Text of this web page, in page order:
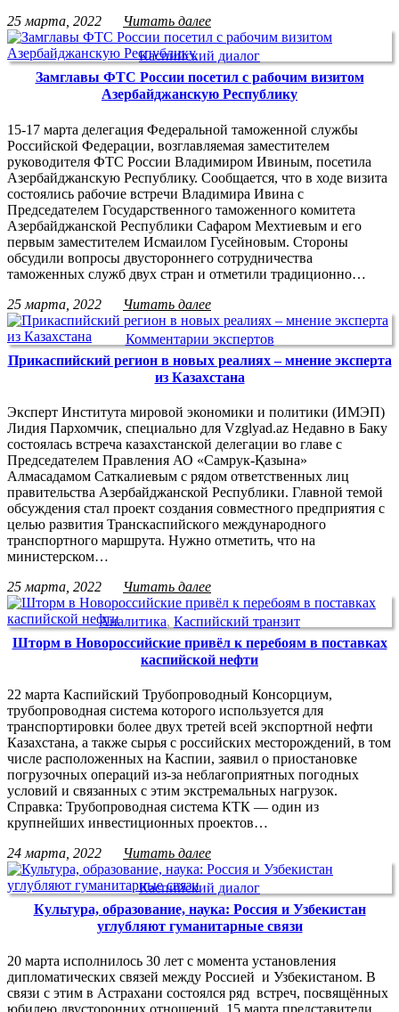
25 марта, 2022
Читать далее
Каспийский диалог
Замглавы ФТС России посетил с рабочим визитом
Азербайджанскую Республику
15-17 марта делегация Федеральной таможенной службы
Российской Федерации, возглавляемая заместителем
руководителя ФТС России Владимиром Ивиным, посетила
Азербайджанскую Республику. Сообщается, что в ходе визита
состоялись рабочие встречи Владимира Ивина с
Председателем Государственного таможенного комитета
Азербайджанской Республики Сафаром Мехтиевым и его
первым заместителем Исмаилом Гусейновым. Стороны
обсудили вопросы двустороннего сотрудничества
таможенных служб двух стран и отметили традиционно…
25 марта, 2022
Читать далее
Комментарии экспертов
Прикаспийский регион в новых реалиях – мнение эксперта
из Казахстана
Эксперт Института мировой экономики и политики (ИМЭП)
Лидия Пархомчик, специально для Vzglyad.az Недавно в Баку
состоялась встреча казахстанской делегации во главе с
Председателем Правления АО «Самрук-Қазына»
Алмасадамом Саткалиевым с рядом ответственных лиц
правительства Азербайджанской Республики. Главной темой
обсуждения стал проект создания совместного предприятия с
целью развития Транскаспийского международного
транспортного маршрута. Нужно отметить, что на
министерском…
25 марта, 2022
Читать далее
Аналитика, Каспийский транзит
Шторм в Новороссийские привёл к перебоям в поставках
каспийской нефти
22 марта Каспийский Трубопроводный Консорциум,
трубопроводная система которого используется для
транспортировки более двух третей всей экспортной нефти
Казахстана, а также сырья с российских месторождений, в том
числе расположенных на Каспии, заявил о приостановке
погрузочных операций из-за неблагоприятных погодных
условий и связанных с этим экстремальных нагрузок.
Справка: Трубопроводная система КТК — один из
крупнейших инвестиционных проектов…
24 марта, 2022
Читать далее
Каспийский диалог
Культура, образование, наука: Россия и Узбекистан
углубляют гуманитарные связи
20 марта исполнилось 30 лет с момента установления
дипломатических связей между Россией и Узбекистаном. В
связи с этим в Астрахани состоялся ряд встреч, посвящённых